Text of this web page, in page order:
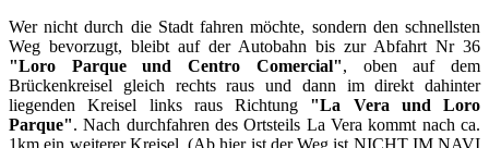
Wer nicht durch die Stadt fahren möchte, sondern den schnellsten
Weg bevorzugt, bleibt auf der Autobahn bis zur Abfahrt Nr 36
"Loro Parque und Centro Comercial", oben auf dem
Brückenkreisel gleich rechts raus und dann im direkt dahinter
liegenden Kreisel links raus Richtung "La Vera und Loro
Parque". Nach durchfahren des Ortsteils La Vera kommt nach ca.
1km ein weiterer Kreisel. (Ab hier ist der Weg ist NICHT IM NAVI